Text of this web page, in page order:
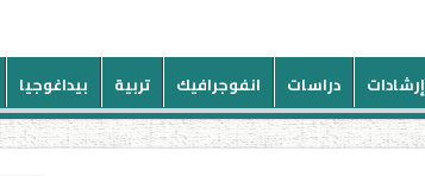
إرشادات دراسات انفوجرافيك تربية بيداغوجيا